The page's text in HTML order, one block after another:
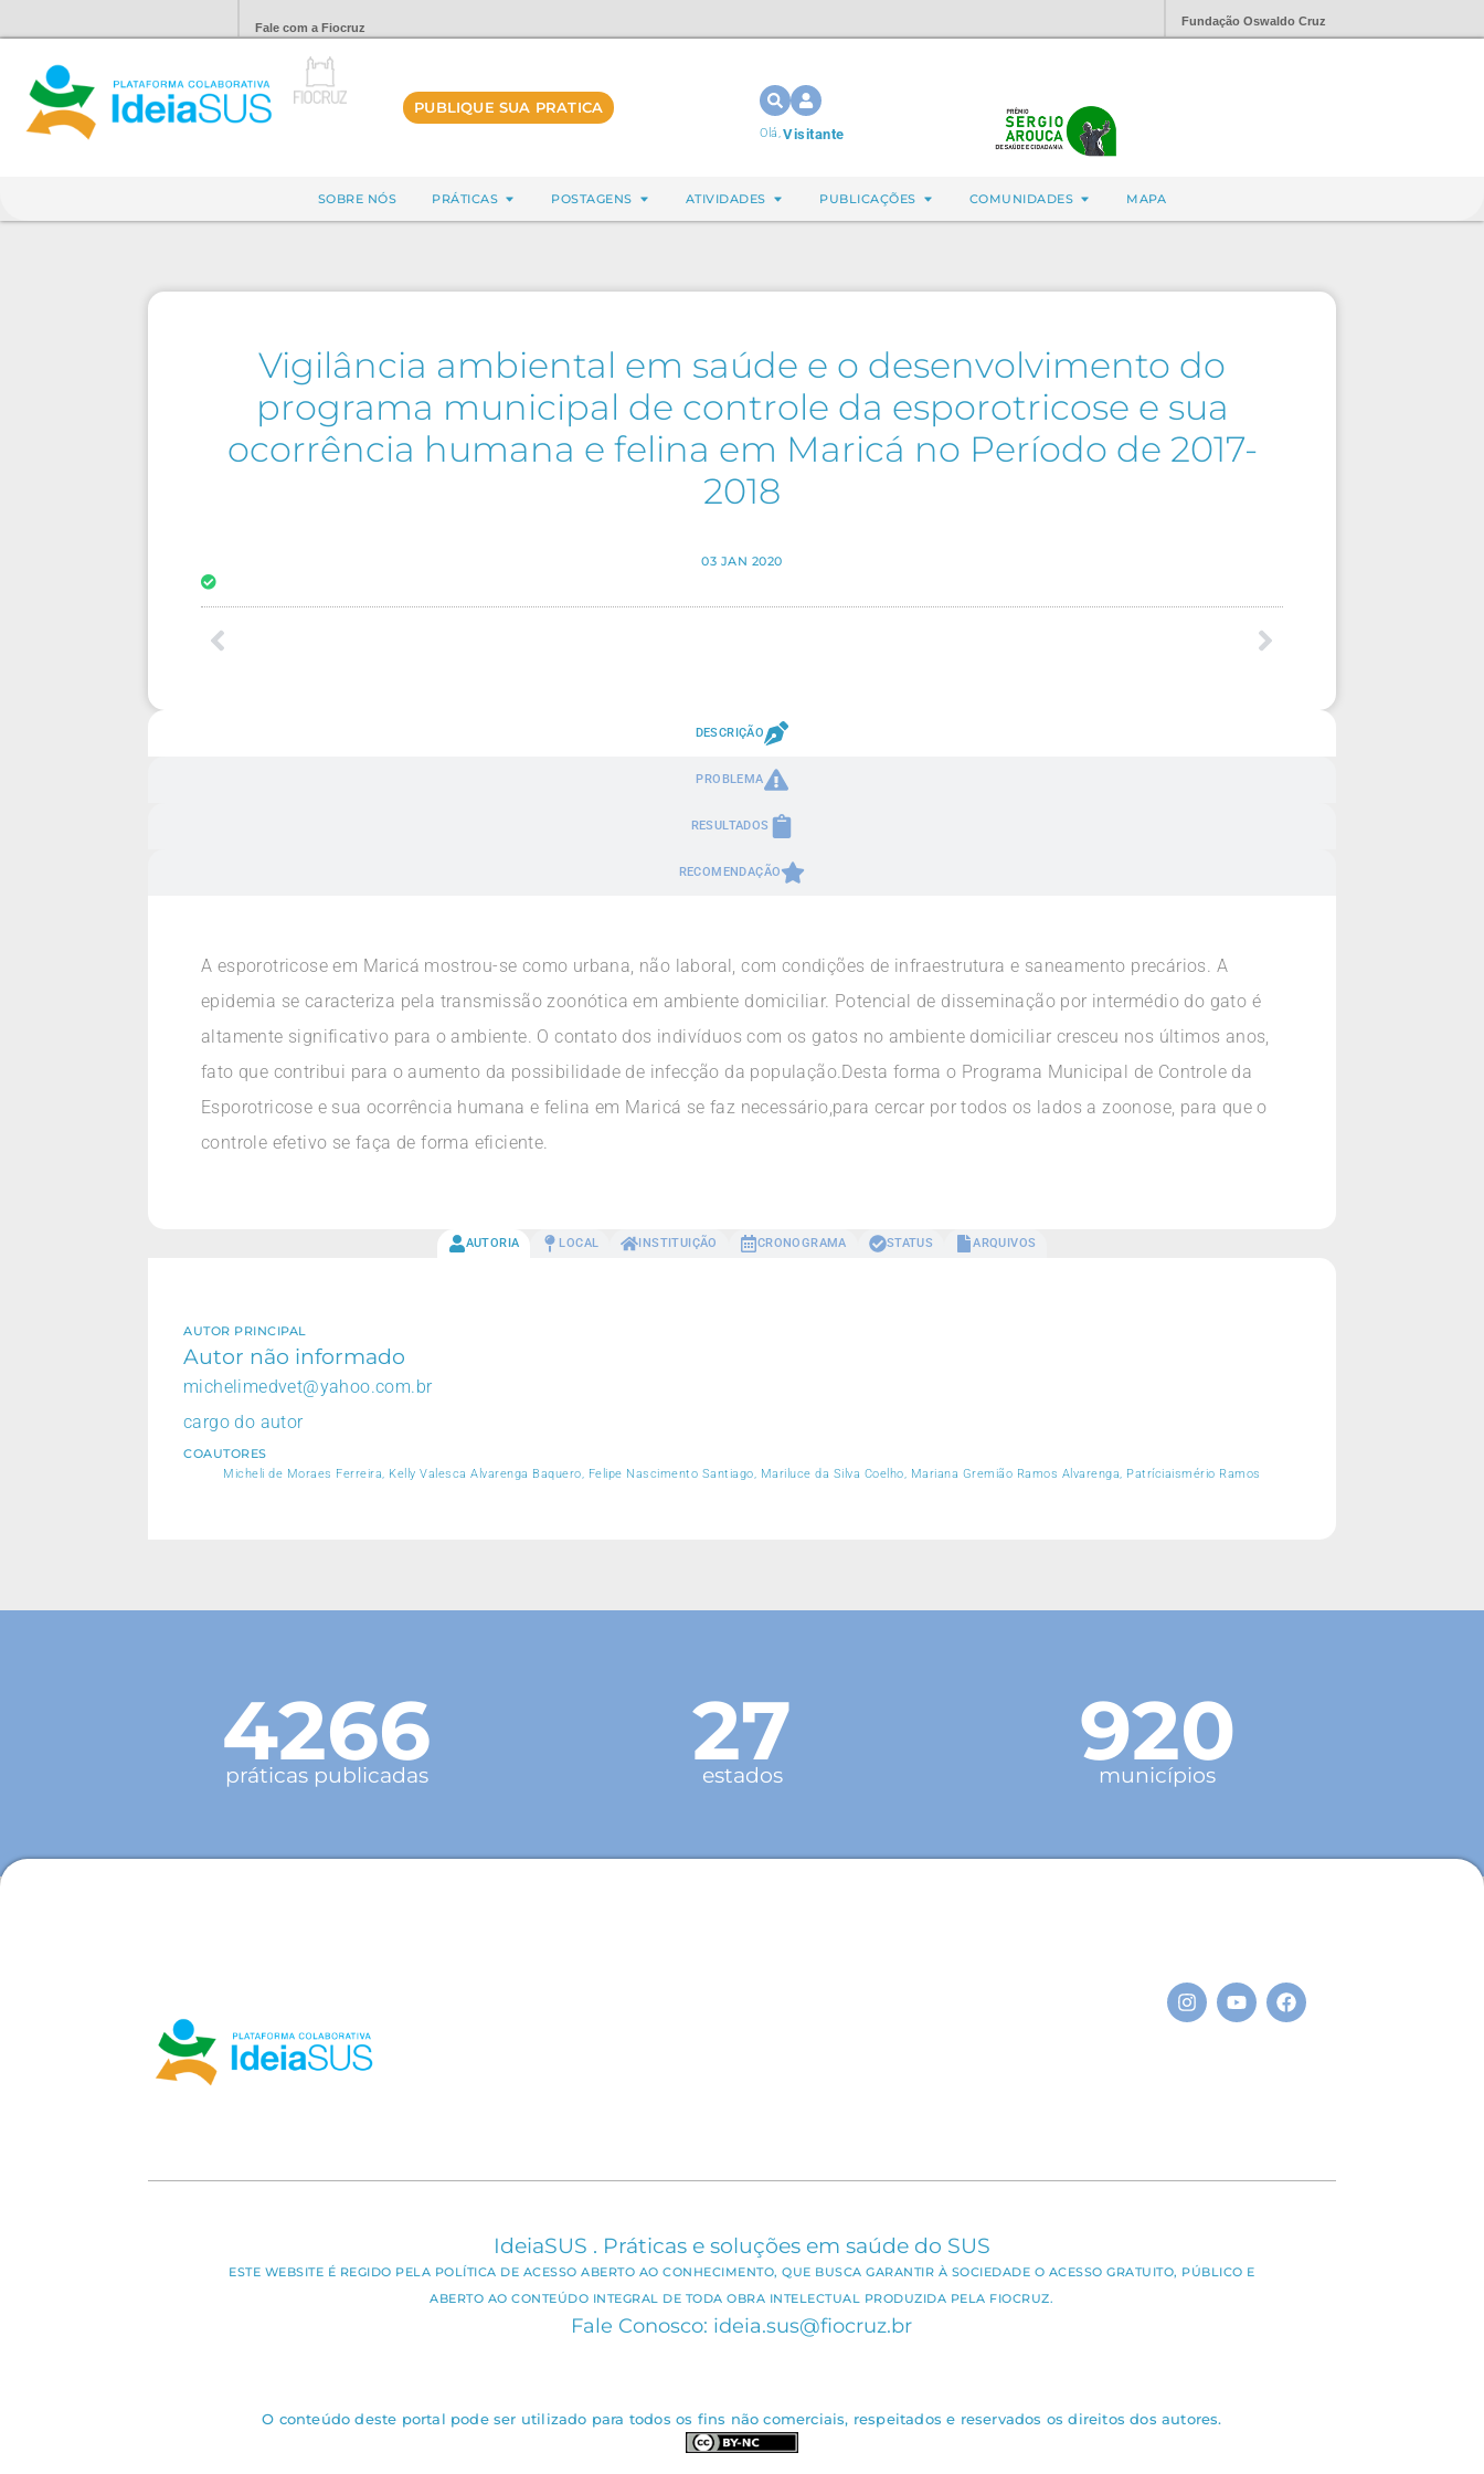
Fale com a Fiocruz Fundação Oswaldo Cruz
PUBLIQUE SUA PRATICA
Olá,Visitante
SOBRE NÓS PRÁTICAS POSTAGENS ATIVIDADES PUBLICAÇÕES COMUNIDADES MAPA
Vigilância ambiental em saúde e o desenvolvimento do
programa municipal de controle da esporotricose e sua
ocorrência humana e felina em Maricá no Período de 2017-
2018
03 JAN 2020
DESCRIÇÃO
PROBLEMA
RESULTADOS
RECOMENDAÇÃO
A esporotricose em Maricá mostrou-se como urbana, não laboral, com condições de infraestrutura e saneamento precários. A
epidemia se caracteriza pela transmissão zoonótica em ambiente domiciliar. Potencial de disseminação por intermédio do gato é
altamente significativo para o ambiente. O contato dos indivíduos com os gatos no ambiente domiciliar cresceu nos últimos anos,
fato que contribui para o aumento da possibilidade de infecção da população.Desta forma o Programa Municipal de Controle da
Esporotricose e sua ocorrência humana e felina em Maricá se faz necessário,para cercar por todos os lados a zoonose, para que o
controle efetivo se faça de forma eficiente.
AUTORIA LOCAL INSTITUIÇÃO CRONOGRAMA STATUS ARQUIVOS
AUTOR PRINCIPAL
Autor não informado
michelimedvet@yahoo.com.br
cargo do autor
COAUTORES
Micheli de Moraes Ferreira, Kelly Valesca Alvarenga Baquero, Felipe Nascimento Santiago, Mariluce da Silva Coelho, Mariana Gremião Ramos Alvarenga, Patríciaismério Ramos
4266
práticas publicadas 27
estados 920
municípios
IdeiaSUS . Práticas e soluções em saúde do SUS
ESTE WEBSITE É REGIDO PELA POLÍTICA DE ACESSO ABERTO AO CONHECIMENTO, QUE BUSCA GARANTIR À SOCIEDADE O ACESSO GRATUITO, PÚBLICO E
ABERTO AO CONTEÚDO INTEGRAL DE TODA OBRA INTELECTUAL PRODUZIDA PELA FIOCRUZ.
Fale Conosco: ideia.sus@fiocruz.br
O conteúdo deste portal pode ser utilizado para todos os fins não comerciais, respeitados e reservados os direitos dos autores.